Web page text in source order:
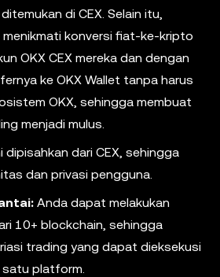
di CEX. Selain itu,
konversi fiat-ke-kripto
OKX CEX mereka dan dengan
ke OKX Wallet tanpa harus
OKX, sehingga membuat
menjadi mulus.
dipisahkan dari CEX, sehingga
dan privasi pengguna.
Anda dapat melakukan
10+ blockchain, sehingga
trading yang dapat dieksekusi
satu platform.